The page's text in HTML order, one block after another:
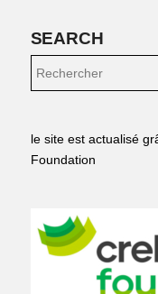
SEARCH
le site est actualisé
Foundation